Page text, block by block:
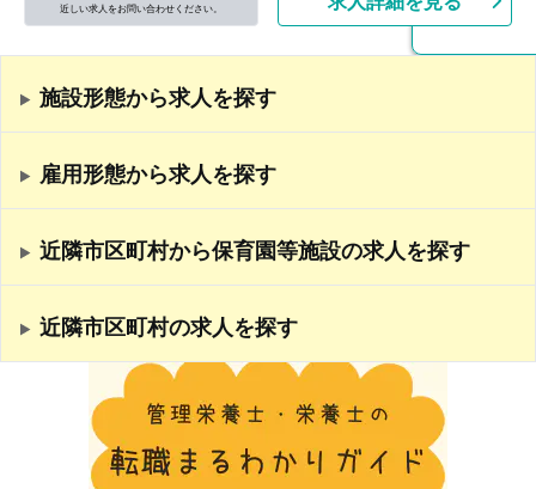
近しい求人をお問い合わせください。
施設形態から求人を探す
雇用形態から求人を探す
近隣市区町村から保育園等施設の求人を探す
近隣市区町村の求人を探す